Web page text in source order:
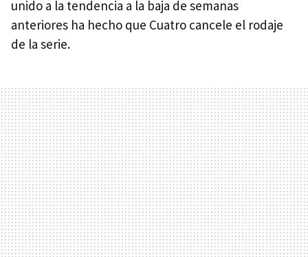
unido a la tendencia a la baja de semanas
anteriores ha hecho que Cuatro cancele el rodaje
de la serie.